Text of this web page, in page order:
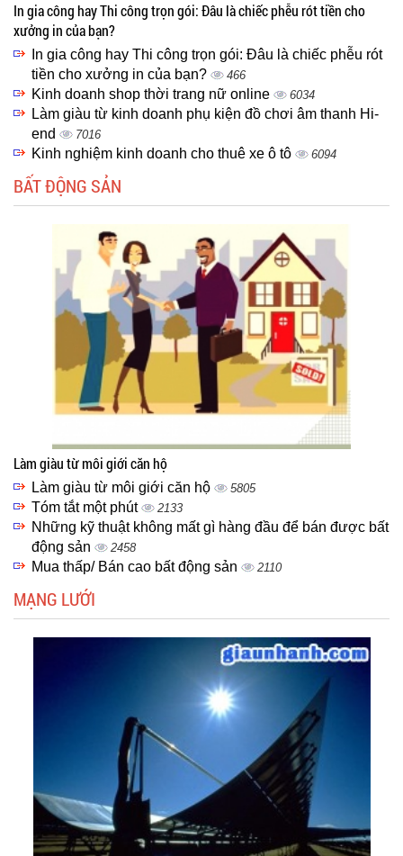
In gia công hay Thi công trọn gói: Đâu là chiếc phễu rót tiền cho
xưởng in của bạn?
In gia công hay Thi công trọn gói: Đâu là chiếc phễu rót
tiền cho xưởng in của bạn?
466
Kinh doanh shop thời trang nữ online 6034
Làm giàu từ kinh doanh phụ kiện đồ chơi âm thanh Hi-
end
7016
Kinh nghiệm kinh doanh cho thuê xe ô tô 6094
BẤT ĐỘNG SẢN
Làm giàu từ môi giới căn hộ
Làm giàu từ môi giới căn hộ 5805
Tóm tắt một phút 2133
Những kỹ thuật không mất gì hàng đầu để bán được bất
động sản
2458
Mua thấp/ Bán cao bất động sản 2110
MẠNG LƯỚI